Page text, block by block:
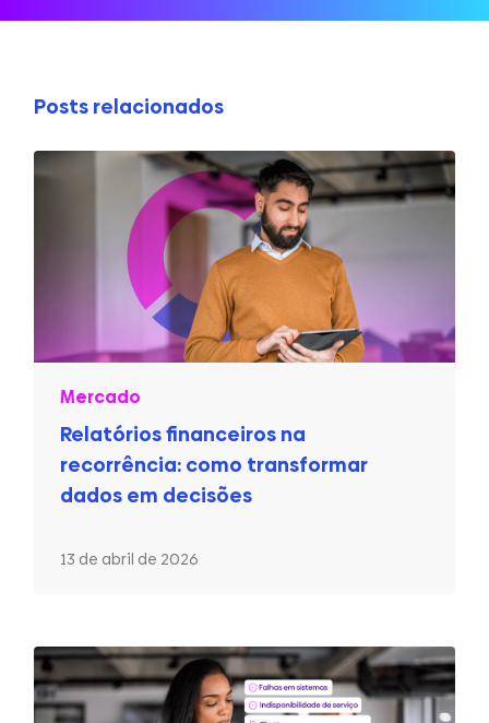
Posts relacionados
Mercado
Relatórios financeiros na
recorrência: como transformar
dados em decisões
13 de abril de 2026